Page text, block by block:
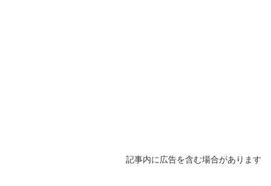
記事内に広告を含む場合があります